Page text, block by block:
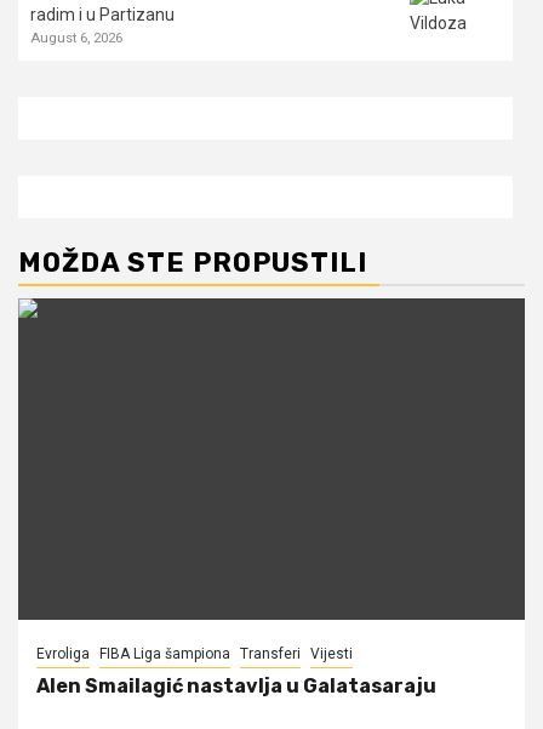
radim i u Partizanu
August 6, 2026
MOŽDA STE PROPUSTILI
Evroliga FIBA Liga šampiona Transferi Vijesti
Alen Smailagić nastavlja u Galatasaraju